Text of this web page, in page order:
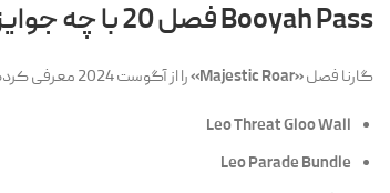
Booyah Pass فصل 20 با چه جوایزی عرضه شده است؟
گارنا فصل«Majestic Roar»
را از آگوست 2024 معرفی کرده که شامل جوایز نسخه محدود زیر می‌شود:
Leo Threat Gloo Wall
Leo Parade Bundle